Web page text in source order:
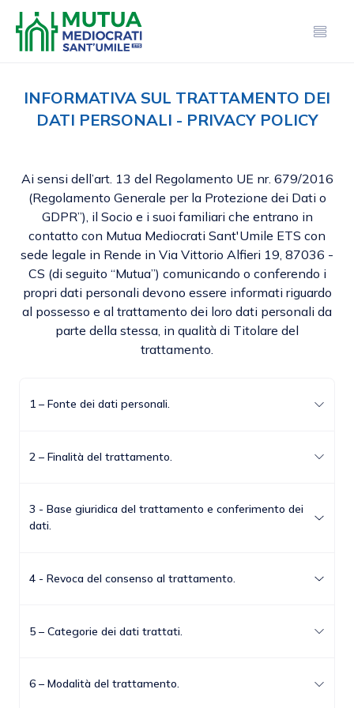
INFORMATIVA SUL TRATTAMENTO DEI
DATI PERSONALI - PRIVACY POLICY
Ai sensi dell’art. 13 del Regolamento UE nr. 679/2016
(Regolamento Generale per la Protezione dei Dati o
GDPR”), il Socio e i suoi familiari che entrano in
contatto con Mutua Mediocrati Sant'Umile ETS con
sede legale in Rende in Via Vittorio Alfieri 19, 87036 -
CS (di seguito “Mutua”) comunicando o conferendo i
propri dati personali devono essere informati riguardo
al possesso e al trattamento dei loro dati personali da
parte della stessa, in qualità di Titolare del
trattamento.
1 – Fonte dei dati personali.
2 – Finalità del trattamento.
3 - Base giuridica del trattamento e conferimento dei
dati.
4 - Revoca del consenso al trattamento.
5 – Categorie dei dati trattati.
6 – Modalità del trattamento.